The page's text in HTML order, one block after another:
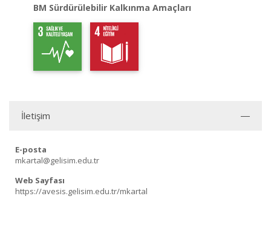
BM Sürdürülebilir Kalkınma Amaçları
İletişim
E-posta
mkartal@gelisim.edu.tr
Web Sayfası
https://avesis.gelisim.edu.tr/mkartal